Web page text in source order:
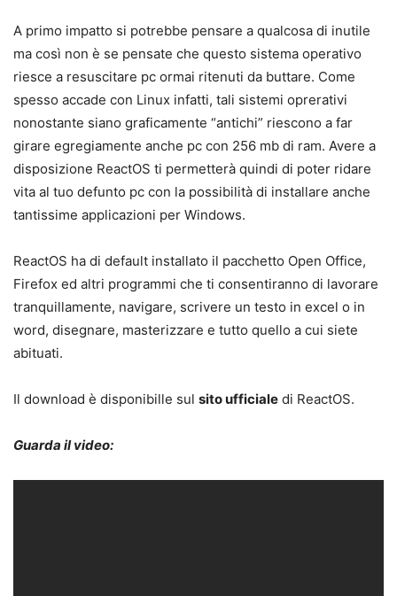
A primo impatto si potrebbe pensare a qualcosa di inutile
ma così non è se pensate che questo sistema operativo
riesce a resuscitare pc ormai ritenuti da buttare. Come
spesso accade con Linux infatti, tali sistemi oprerativi
nonostante siano graficamente “antichi” riescono a far
girare egregiamente anche pc con 256 mb di ram. Avere a
disposizione ReactOS ti permetterà quindi di poter ridare
vita al tuo defunto pc con la possibilità di installare anche
tantissime applicazioni per Windows.
ReactOS ha di default installato il pacchetto Open Office,
Firefox ed altri programmi che ti consentiranno di lavorare
tranquillamente, navigare, scrivere un testo in excel o in
word, disegnare, masterizzare e tutto quello a cui siete
abituati.
Il download è disponibille sul sito ufficiale di ReactOS.
Guarda il video: